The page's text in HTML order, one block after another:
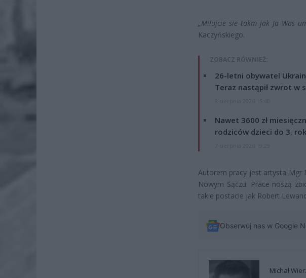
„Miłujcie sie takm jak Ja Was
Kaczyńskiego.
ZOBACZ RÓWNIEŻ:
26-letni obywatel
Teraz nastąpił zwrot w
Nawet 3600 zł
rodziców dzieci do 3.
Autorem pracy jest artysta Mgr
Nowym Sączu. Prace noszą
takie postacie jak Robert
Obserwuj nas w Google
Michał